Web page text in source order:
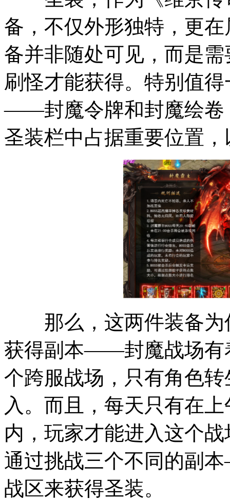
备，不仅外形独特，更
备并非随处可见，而是
刷怪才能获得。特别值
——封魔令牌和封魔绘卷
圣装栏中占据重要位置
那么，这两件装备为
获得副本——封魔战场有
个跨服战场，只有角色
入。而且，每天只有在
内，玩家才能进入这个
通过挑战三个不同的副
战区来获得圣装。